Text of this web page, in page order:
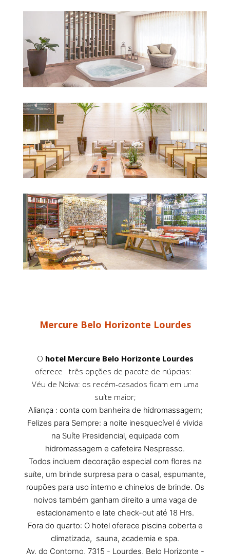
Mercure Belo Horizonte Lourdes
O hotel Mercure Belo Horizonte Lourdes
oferece três opções de pacote de núpcias:
Véu de Noiva: os recém-casados ficam em uma
suíte maior;
Aliança : conta com banheira de hidromassagem;
Felizes para Sempre: a noite inesquecível é vivida
na Suíte Presidencial, equipada com
hidromassagem e cafeteira Nespresso.
Todos incluem decoração especial com flores na
suíte, um brinde surpresa para o casal, espumante,
roupões para uso interno e chinelos de brinde. Os
noivos também ganham direito a uma vaga de
estacionamento e late check-out até 18 Hrs.
Fora do quarto: O hotel oferece piscina coberta e
climatizada, sauna, academia e spa.
Av. do Contorno, 7315 - Lourdes, Belo Horizonte -